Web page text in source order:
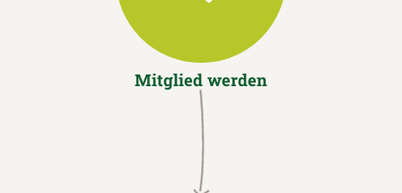
Mitglied werden